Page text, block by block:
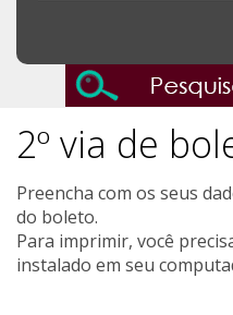
2º via de
Preencha com os seus
do boleto.
Para imprimir, você
instalado em seu